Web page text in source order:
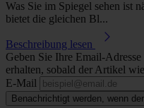
Was Sie im Spiegel sehen ist
bietet die gleichen Bl...
Beschreibung lesen
Geben Sie Ihre Email-
erhalten, sobald der Artikel
E-Mail
Benachrichtigt werden, wenn